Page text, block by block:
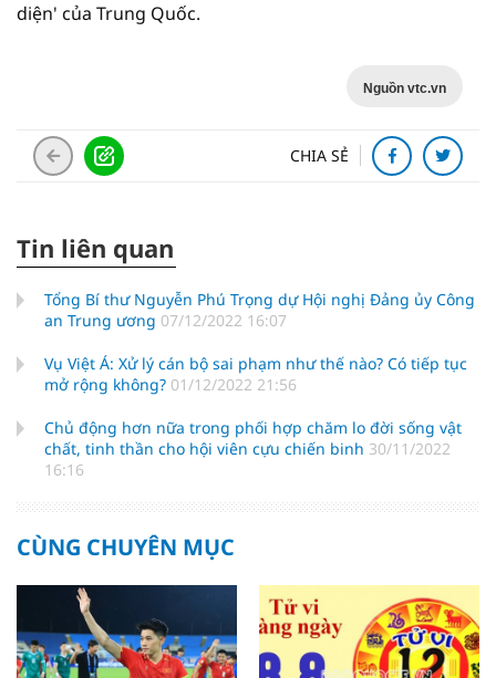
diện' của Trung Quốc.
Nguồn vtc.vn
CHIA SẺ
Tin liên quan
Tổng Bí thư Nguyễn Phú Trọng dự Hội nghị Đảng ủy Công
an Trung ương 07/12/2022 16:07
Vụ Việt Á: Xử lý cán bộ sai phạm như thế nào? Có tiếp tục
mở rộng không? 01/12/2022 21:56
Chủ động hơn nữa trong phối hợp chăm lo đời sống vật
chất, tinh thần cho hội viên cựu chiến binh 30/11/2022
16:16
CÙNG CHUYÊN MỤC